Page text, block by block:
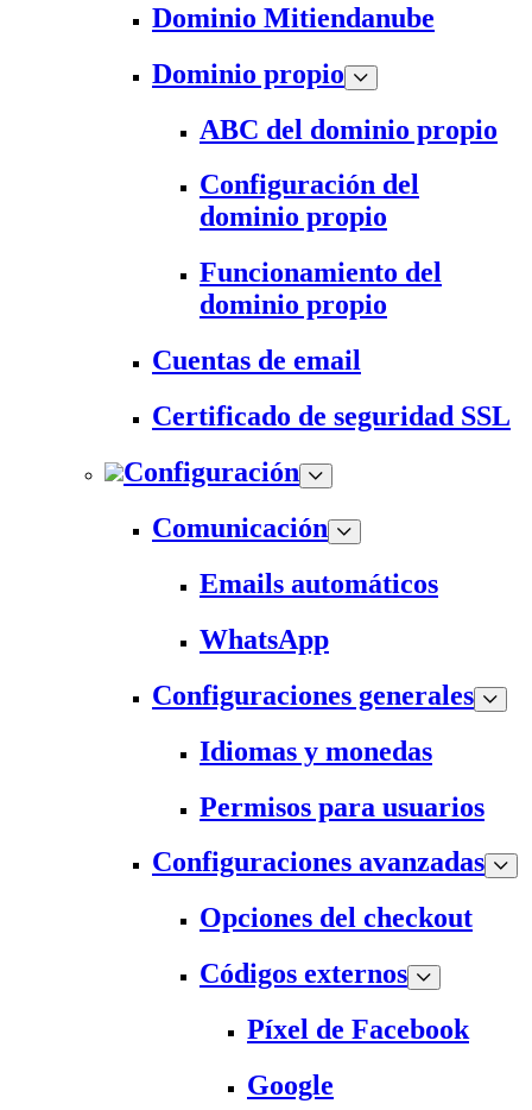
Dominio Mitiendanube
Dominio propio
ABC del dominio propio
Configuración del
dominio propio
Funcionamiento del
dominio propio
Cuentas de email
Certificado de seguridad SSL
Configuración
Comunicación
Emails automáticos
WhatsApp
Configuraciones generales
Idiomas y monedas
Permisos para usuarios
Configuraciones avanzadas
Opciones del checkout
Códigos externos
Píxel de Facebook
Google